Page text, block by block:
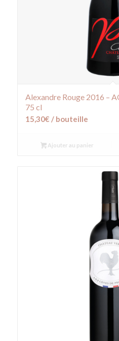
Alexandre Rouge 2016 –
75 cl
15,30€ / bouteille
Ajouter au panier